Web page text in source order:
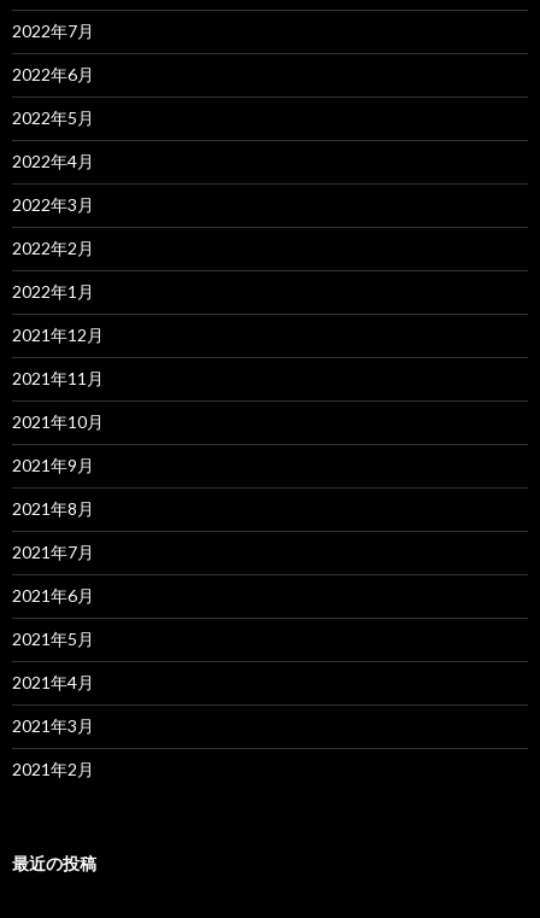
2022年7月
2022年6月
2022年5月
2022年4月
2022年3月
2022年2月
2022年1月
2021年12月
2021年11月
2021年10月
2021年9月
2021年8月
2021年7月
2021年6月
2021年5月
2021年4月
2021年3月
2021年2月
最近の投稿